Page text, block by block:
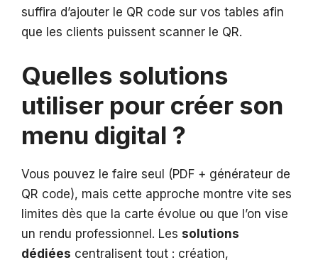
suffira d’ajouter le QR code sur vos tables afin
que les clients puissent scanner le QR.
Quelles solutions
utiliser pour créer son
menu digital ?
Vous pouvez le faire seul (PDF + générateur de
QR code), mais cette approche montre vite ses
limites dès que la carte évolue ou que l’on vise
un rendu professionnel. Les solutions
dédiées centralisent tout : création,